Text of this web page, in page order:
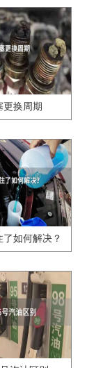
更换周期
如何解决？